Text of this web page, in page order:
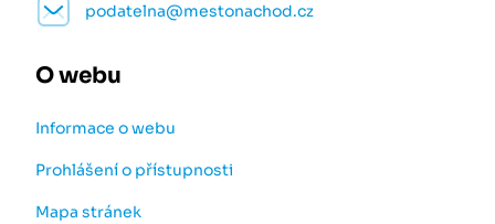
podatelna@mestonachod.cz
O webu
Informace o webu
Prohlášení o přístupnosti
Mapa stránek